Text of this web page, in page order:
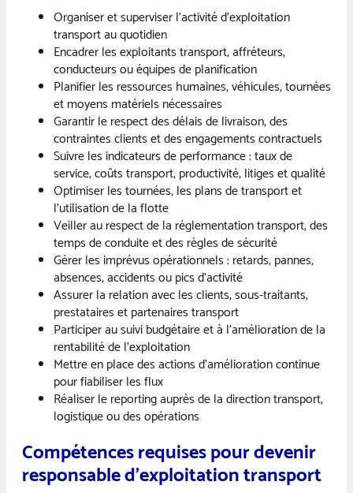
Organiser et superviser l’activité d’exploitation
transport au quotidien
Encadrer les exploitants transport, affréteurs,
conducteurs ou équipes de planification
Planifier les ressources humaines, véhicules, tournées
et moyens matériels nécessaires
Garantir le respect des délais de livraison, des
contraintes clients et des engagements contractuels
Suivre les indicateurs de performance : taux de
service, coûts transport, productivité, litiges et qualité
Optimiser les tournées, les plans de transport et
l’utilisation de la flotte
Veiller au respect de la réglementation transport, des
temps de conduite et des règles de sécurité
Gérer les imprévus opérationnels : retards, pannes,
absences, accidents ou pics d’activité
Assurer la relation avec les clients, sous-traitants,
prestataires et partenaires transport
Participer au suivi budgétaire et à l’amélioration de la
rentabilité de l’exploitation
Mettre en place des actions d’amélioration continue
pour fiabiliser les flux
Réaliser le reporting auprès de la direction transport,
logistique ou des opérations
Compétences requises pour devenir
responsable d’exploitation transport